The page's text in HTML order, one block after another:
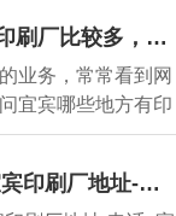
宜宾哪些地方印刷厂比较多，宜宾印刷厂主要集中在哪里
务，常常看到网
宜宾哪些地方有印
宜宾印刷厂-宜宾印刷厂地址-电话